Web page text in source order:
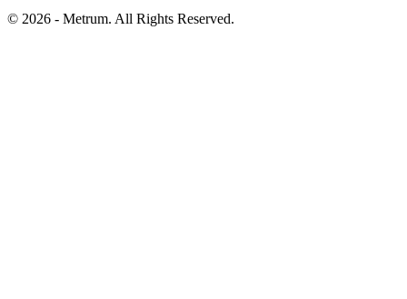
© 2026 - Metrum. All Rights Reserved.